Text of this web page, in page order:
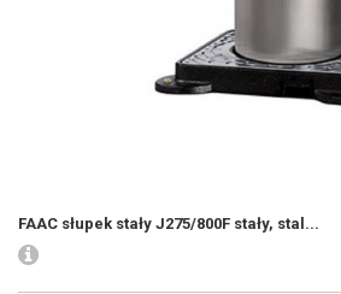
FAAC słupek stały J275/800F stały, stal...